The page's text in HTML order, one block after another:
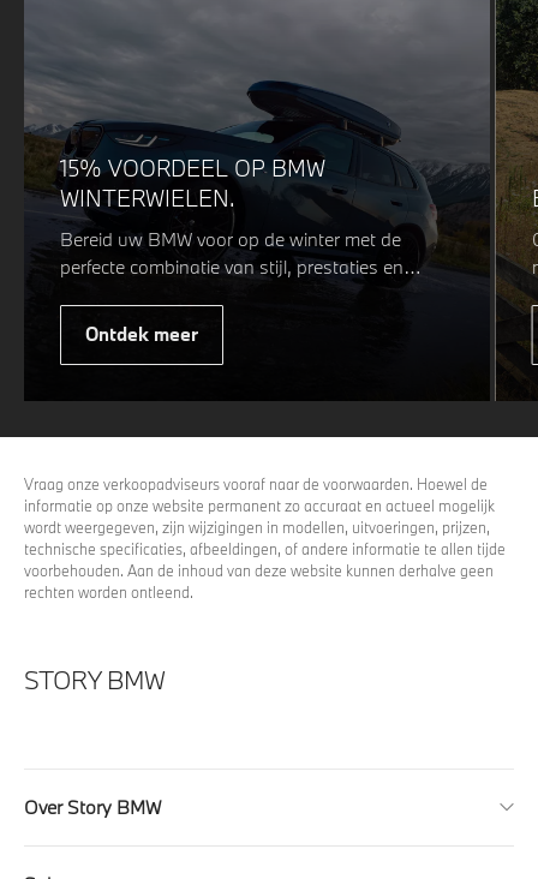
15% VOORDEEL OP BMW
WINTERWIELEN.
Bereid uw BMW voor op de winter met de
perfecte combinatie van stijl, prestaties en
veiligheid. Of u nu kiest voor een sportieve of
elegante look, onze winterwielen zijn
ontworpen om uw rijervaring te optimaliseren,
weersomstandigheden. Profiteer nu van15%
voordeel.
Ontdek meer
Vraag onze verkoopadviseurs vooraf naar de voorwaarden. Hoewel de
informatie op onze website permanent zo accuraat en actueel mogelijk
wordt weergegeven, zijn wijzigingen in modellen, uitvoeringen, prijzen,
technische specificaties, afbeeldingen, of andere informatie te allen tijde
voorbehouden. Aan de inhoud van deze website kunnen derhalve geen
rechten worden ontleend.
STORY BMW
Over Story BMW